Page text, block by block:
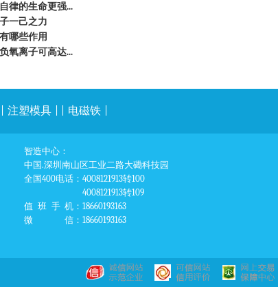
律的生命更强...
一己之力
哪些作用
氧离子可高达...
注塑模具 电磁铁
智造中心：
中国.深圳南山区工业二路大磡科技园
全国400电话
值班手机
微信
：4008121913转100
4008121913转109
：18660193163
：18660193163